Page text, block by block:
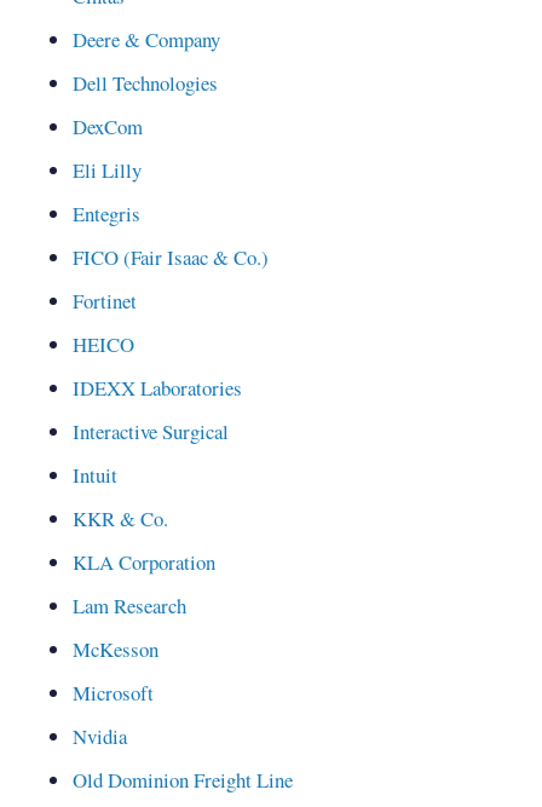
Deere & Company
Dell Technologies
DexCom
Eli Lilly
Entegris
FICO (Fair Isaac & Co.)
Fortinet
HEICO
IDEXX Laboratories
Interactive Surgical
Intuit
KKR & Co.
KLA Corporation
Lam Research
McKesson
Microsoft
Nvidia
Old Dominion Freight Line